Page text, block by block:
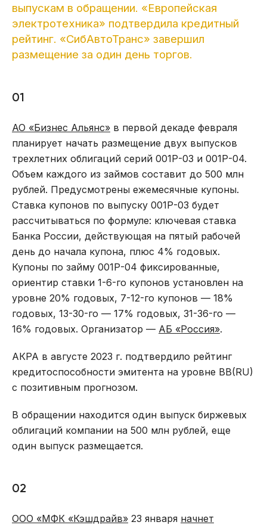
выпускам в обращении. «Европейская
электротехника» подтвердила кредитный
рейтинг. «СибАвтоТранс» завершил
размещение за один день торгов.
01
АО «Бизнес Альянс» в первой декаде февраля
планирует начать размещение двух выпусков
трехлетних облигаций серий 001Р-03 и 001Р-04.
Объем каждого из займов составит до 500 млн
рублей. Предусмотрены ежемесячные купоны.
Ставка купонов по выпуску 001Р-03 будет
рассчитываться по формуле: ключевая ставка
Банка России, действующая на пятый рабочей
день до начала купона, плюс 4% годовых.
Купоны по займу 001Р-04 фиксированные,
ориентир ставки 1-6-го купонов установлен на
уровне 20% годовых, 7-12-го купонов — 18%
годовых, 13-30-го — 17% годовых, 31-36-го —
16% годовых. Организатор — АБ «Россия».
АКРА в августе 2023 г. подтвердило рейтинг
кредитоспособности эмитента на уровне BB(RU)
с позитивным прогнозом.
В обращении находится один выпуск биржевых
облигаций компании на 500 млн рублей, еще
один выпуск размещается.
02
ООО «МФК «Кэшдрайв» 23 января начнет